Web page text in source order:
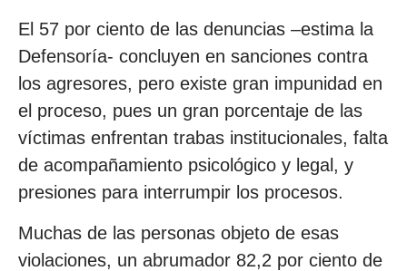
El 57 por ciento de las denuncias –estima la
Defensoría- concluyen en sanciones contra
los agresores, pero existe gran impunidad en
el proceso, pues un gran porcentaje de las
víctimas enfrentan trabas institucionales, falta
de acompañamiento psicológico y legal, y
presiones para interrumpir los procesos.
Muchas de las personas objeto de esas
violaciones, un abrumador 82,2 por ciento de